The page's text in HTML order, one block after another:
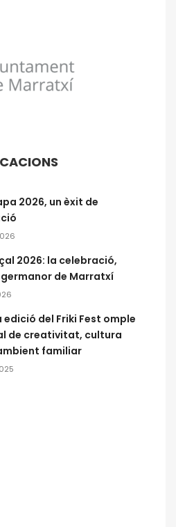
2026, un èxit de
2026: la celebració,
de Marratxí
edició del Friki Fest omple
de creativitat, cultura
familiar